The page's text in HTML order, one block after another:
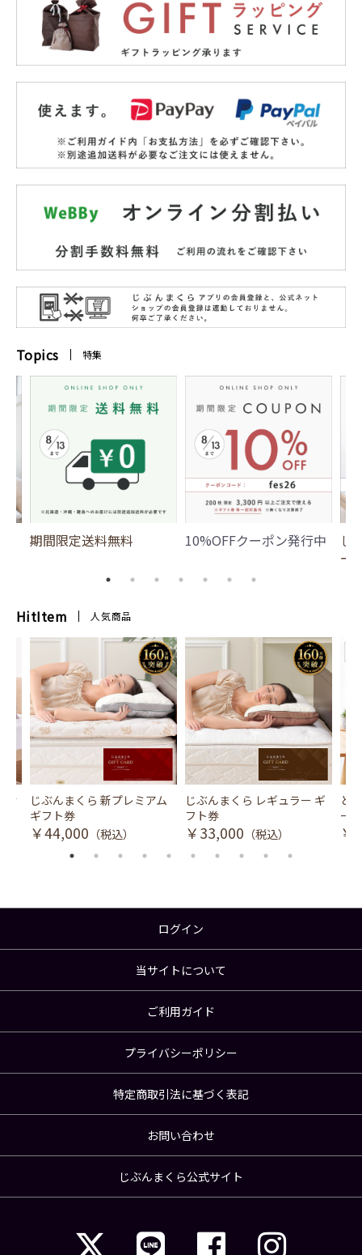
Topics 特集
期間限定送料無料 10%OFFクーポン発行中
じ
ー
HitItem 人気商品
冷
じぶんまくら 新プレミアム
ギフト券
￥44,000 （税込）
じぶんまくら レギュラー ギ
フト券
￥33,000 （税込）
と
ース
￥
ログイン
当サイトについて
ご利用ガイド
プライバシーポリシー
特定商取引法に基づく表記
お問い合わせ
じぶんまくら公式サイト